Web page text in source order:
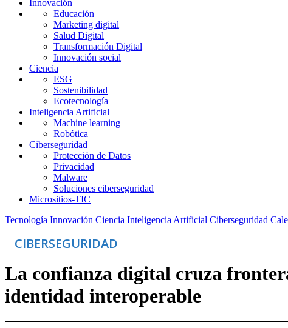
Innovación
Educación
Marketing digital
Salud Digital
Transformación Digital
Innovación social
Ciencia
ESG
Sostenibilidad
Ecotecnología
Inteligencia Artificial
Machine learning
Robótica
Ciberseguridad
Protección de Datos
Privacidad
Malware
Soluciones ciberseguridad
Micrositios-TIC
Tecnología Innovación Ciencia Inteligencia Artificial Ciberseguridad
CIBERSEGURIDAD
La confianza digital cruza
identidad interoperable